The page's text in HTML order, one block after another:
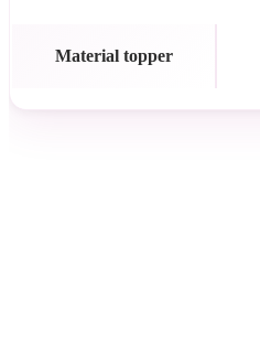
Material topper